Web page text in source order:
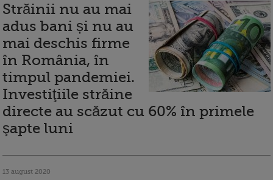
Străinii nu au mai
adus bani și nu au
mai deschis firme
în România, în
timpul pandemiei.
Investiţiile străine
directe au scăzut cu 60% în primele
şapte luni
13 august 2020